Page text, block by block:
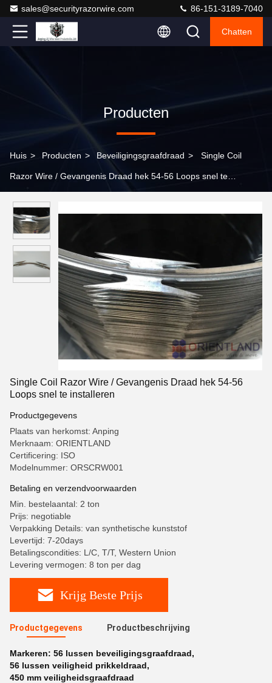
sales@securityrazorwire.com 86-151-3189-7040
Chatten
Producten
Huis > Producten > Beveiligingsgraafdraad > Single Coil
Razor Wire / Gevangenis Draad hek 54-56 Loops snel te
Single Coil Razor Wire / Gevangenis Draad hek 54-56
Loops snel te installeren
Productgegevens
Plaats van herkomst: Anping
Merknaam: ORIENTLAND
Certificering: ISO
Modelnummer: ORSCRW001
Betaling en verzendvoorwaarden
Min. bestelaantal: 2 ton
Prijs: negotiable
Verpakking Details: van synthetische kunststof
Levertijd: 7-20days
Betalingscondities: L/C, T/T, Western Union
Levering vermogen: 8 ton per dag
Krijg Beste Prijs
Productgegevens Productbeschrijving
Markeren: 56 lussen beveiligingsgraafdraad,
56 lussen veiligheid prikkeldraad,
450 mm veiligheidsgraafdraad